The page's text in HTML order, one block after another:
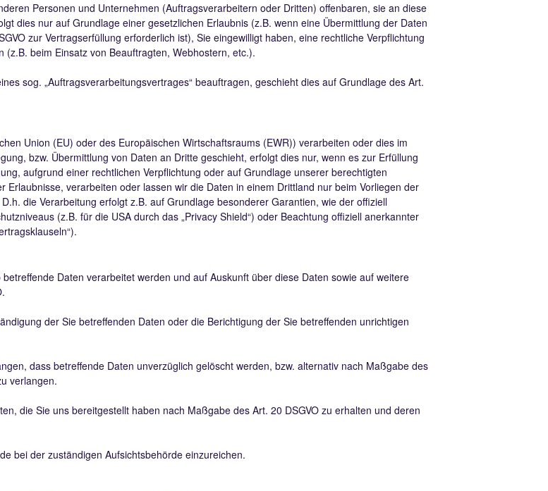
Personen und Unternehmen (Auftragsverarbeitern oder Dritten) offenbaren, sie an diese
dies nur auf Grundlage einer gesetzlichen Erlaubnis (z.B. wenn eine Übermittlung der Daten
zur Vertragserfüllung erforderlich ist), Sie eingewilligt haben, eine rechtliche Verpflichtung
beim Einsatz von Beauftragten, Webhostern, etc.).
sog. „Auftragsverarbeitungsvertrages“ beauftragen, geschieht dies auf Grundlage des Art.
Union (EU) oder des Europäischen Wirtschaftsraums (EWR)) verarbeiten oder dies im
bzw. Übermittlung von Daten an Dritte geschieht, erfolgt dies nur, wenn es zur Erfüllung
aufgrund einer rechtlichen Verpflichtung oder auf Grundlage unserer berechtigten
verarbeiten oder lassen wir die Daten in einem Drittland nur beim Vorliegen der
die Verarbeitung erfolgt z.B. auf Grundlage besonderer Garantien, wie der offiziell
(z.B. für die USA durch das „Privacy Shield“) oder Beachtung offiziell anerkannter
Daten verarbeitet werden und auf Auskunft über diese Daten sowie auf weitere
der Sie betreffenden Daten oder die Berichtigung der Sie betreffenden unrichtigen
dass betreffende Daten unverzüglich gelöscht werden, bzw. alternativ nach Maßgabe des
verlangen.
die Sie uns bereitgestellt haben nach Maßgabe des Art. 20 DSGVO zu erhalten und deren
bei der zuständigen Aufsichtsbehörde einzureichen.